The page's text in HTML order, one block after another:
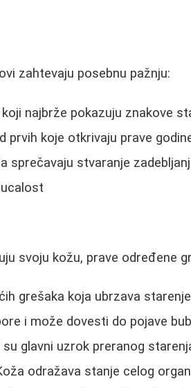
zahtevaju posebnu pažnju:
najbrže pokazuju znakove
prvih koje otkrivaju prave
sprečavaju stvaranje
svoju kožu, prave određene
grešaka koja ubrzava
i može dovesti do pojave
su glavni uzrok preranog
odražava stanje celog